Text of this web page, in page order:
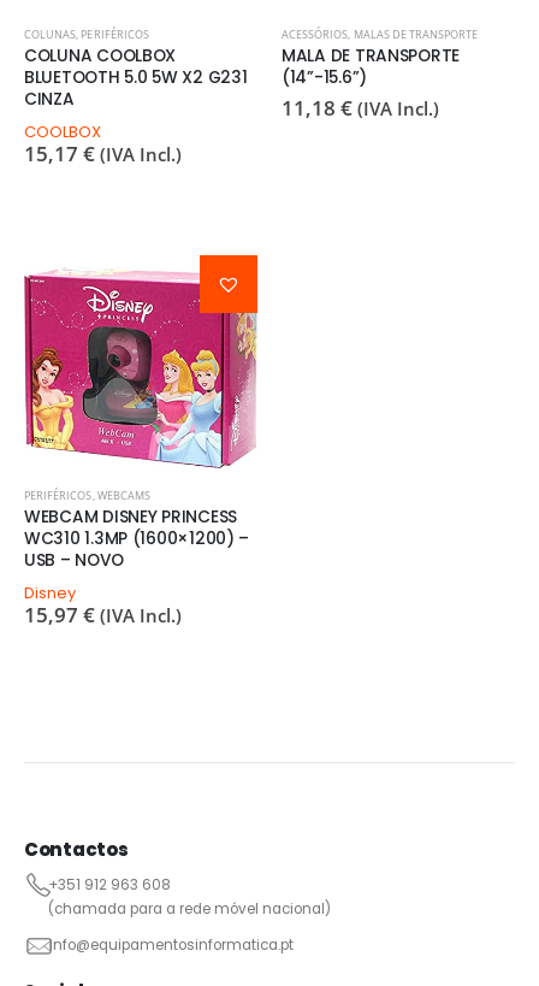
COLUNAS, PERIFÉRICOS
COLUNA COOLBOX
BLUETOOTH 5.0 5W X2 G231
CINZA
COOLBOX
15,17 € (IVA Incl.)
ACESSÓRIOS, MALAS DE TRANSPORTE
MALA DE TRANSPORTE
(14”-15.6”)
11,18 € (IVA Incl.)
PERIFÉRICOS,WEBCAMS
WEBCAM DISNEY PRINCESS
WC310 1.3MP (1600×1200) –
USB – NOVO
Disney
15,97 € (IVA Incl.)
Contactos
+351 912 963 608
(chamada para a rede móvel nacional)
info@equipamentosinformatica.pt